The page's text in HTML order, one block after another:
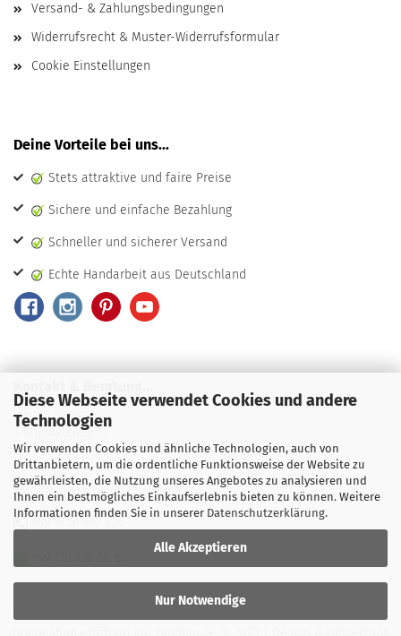
Diese Webseite verwendet Cookies und andere
Technologien
Wir verwenden Cookies und ähnliche Technologien, auch von
Drittanbietern, um die ordentliche Funktionsweise der Website zu
gewährleisten, die Nutzung unseres Angebotes zu analysieren und
Ihnen ein bestmögliches Einkaufserlebnis bieten zu können. Weitere
Informationen finden Sie in unserer Datenschutzerklärung.
Alle Akzeptieren
Nur Notwendige
Versand- & Zahlungsbedingungen
Widerrufsrecht & Muster-Widerrufsformular
Cookie Einstellungen
Deine Vorteile bei uns...
Stets attraktive und faire Preise
Sichere und einfache Bezahlung
Schneller und sicherer Versand
Echte Handarbeit aus Deutschland
Wecke Design
Thingplatzweg 16
31737 Rinteln
airbrush@weckedesign.de
+49 57 51 957 326